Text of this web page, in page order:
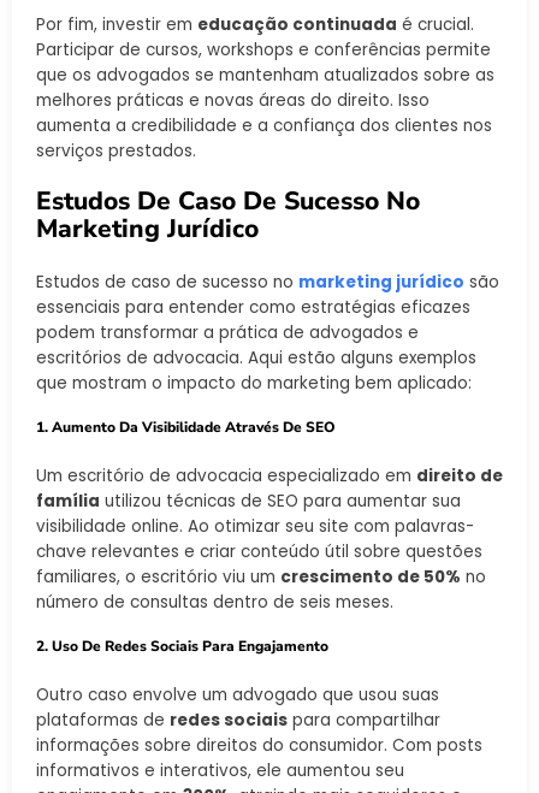
Por fim, investir em educação continuada é crucial.
Participar de cursos, workshops e conferências permite
que os advogados se mantenham atualizados sobre as
melhores práticas e novas áreas do direito. Isso
aumenta a credibilidade e a confiança dos clientes nos
serviços prestados.
Estudos De Caso De Sucesso No
Marketing Jurídico
Estudos de caso de sucesso no marketing jurídico são
essenciais para entender como estratégias eficazes
podem transformar a prática de advogados e
escritórios de advocacia. Aqui estão alguns exemplos
que mostram o impacto do marketing bem aplicado:
1. Aumento Da Visibilidade Através De SEO
Um escritório de advocacia especializado em direito de
família utilizou técnicas de SEO para aumentar sua
visibilidade online. Ao otimizar seu site com palavras-
chave relevantes e criar conteúdo útil sobre questões
familiares, o escritório viu um crescimento de 50% no
número de consultas dentro de seis meses.
2. Uso De Redes Sociais Para Engajamento
Outro caso envolve um advogado que usou suas
plataformas de redes sociais para compartilhar
informações sobre direitos do consumidor. Com posts
informativos e interativos, ele aumentou seu